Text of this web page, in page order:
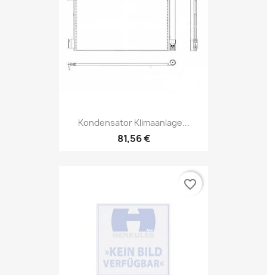
Kondensator Klimaanlage...
81,56 €
favorite_border